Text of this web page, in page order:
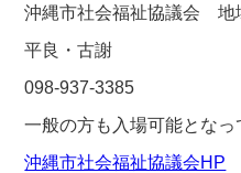
沖縄市社会福祉協議会 地
平良・古謝
098-937-3385
一般の方も入場可能となっ
沖縄市社会福祉協議会HP